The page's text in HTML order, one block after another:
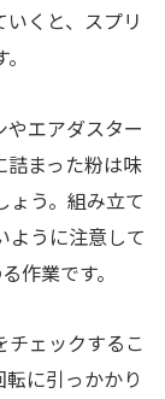
くと、スプリ
エアダスター
詰まった粉は味
ょう。組み立て
ように注意して
作業です。
チェックするこ
に引っかかり